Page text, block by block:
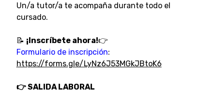
Un/a tutor/a te acompaña durante todo el
cursado.
📝 ¡Inscríbete ahora!👉
Formulario de inscripción:
https://forms.gle/LyNz6J53MGkJBtoK6
👉 SALIDA LABORAL